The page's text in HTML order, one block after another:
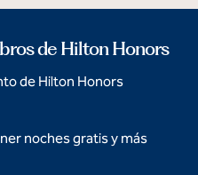
de Hilton Honors
de Hilton Honors
noches gratis y más